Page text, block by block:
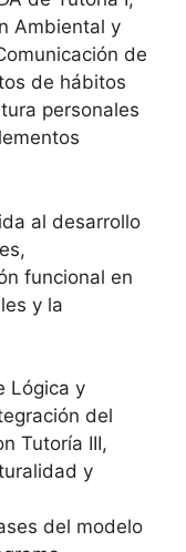
Ambiental y
de
de hábitos
personales
al desarrollo
funcional en
y la
Lógica y
del
Tutoría III,
y
del modelo